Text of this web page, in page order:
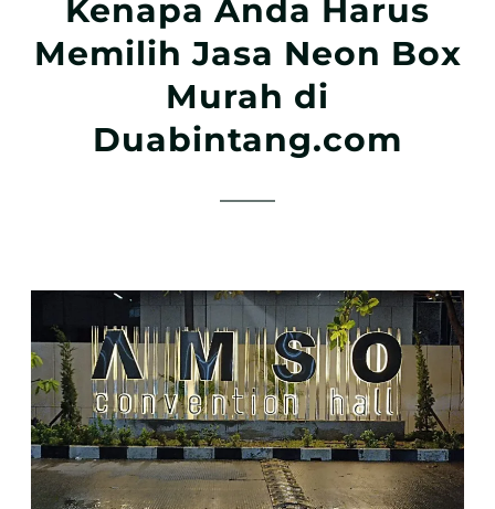
Kenapa Anda Harus
Memilih Jasa Neon Box
Murah di
Duabintang.com